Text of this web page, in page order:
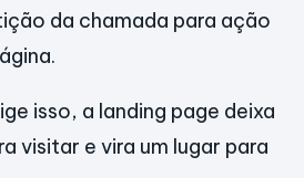
da chamada para ação
isso, a landing page deixa
visitar e vira um lugar para